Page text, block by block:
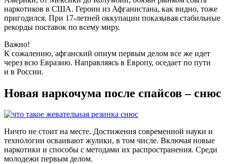
наркотиков в США. Героин из Афганистана, как видно, тоже
пригодился. При 17-летней оккупации показывая стабильные
рекорды поставок по всему миру.
Важно!
К сожалению, афганский опиум первым делом все же идет
через всю Евразию. Направляясь в Европу, оседает по пути
и в России.
Новая наркочума после спайсов –снюс
Ничто не стоит на месте. Достижения современной науки и
технологии осваивают жулики, в том числе. Включая новые
наркотики и способы с методами их распространения. Среди
молодежи первым делом.